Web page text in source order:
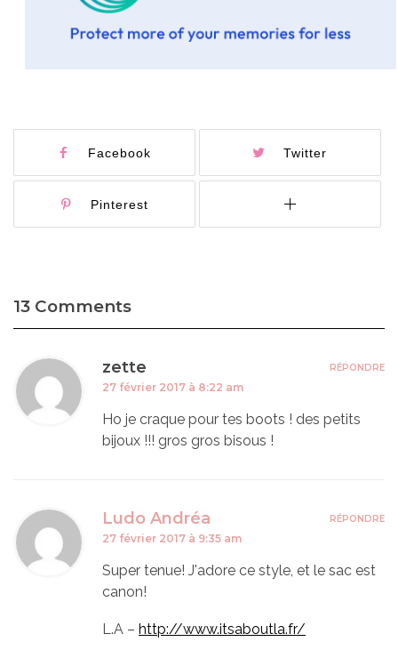
Facebook Twitter
Pinterest
13 Comments
zette
27 février 2017 à 8:22 am
Ho je craque pour tes boots ! des petits
bijoux !!! gros gros bisous !
RÉPONDRE
Ludo Andréa
27 février 2017 à 9:35 am
Super tenue! J'adore ce style, et le sac est
canon!
L.A – http://www.itsaboutla.fr/
RÉPONDRE